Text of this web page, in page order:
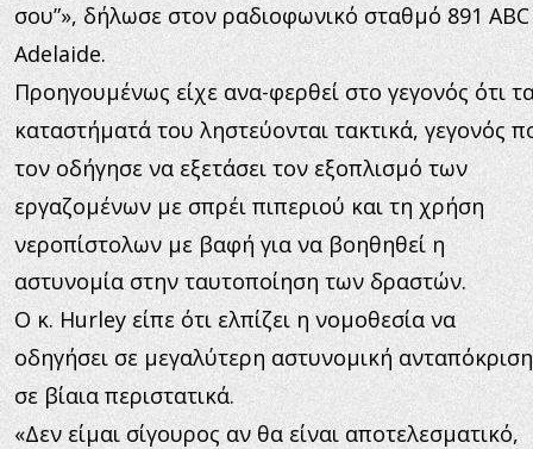
σου”», δήλωσε στον ραδιοφωνικό σταθμό 891
Adelaide.
Προηγουμένως είχε ανα-φερθεί στο γεγονός ότι
καταστήματά του ληστεύονται τακτικά, γεγονός
τον οδήγησε να εξετάσει τον εξοπλισμό των
εργαζομένων με σπρέι πιπεριού και τη χρήση
νεροπίστολων με βαφή για να βοηθηθεί η
αστυνομία στην ταυτοποίηση των δραστών.
Ο κ. Hurley είπε ότι ελπίζει η νομοθεσία να
οδηγήσει σε μεγαλύτερη αστυνομική
σε βίαια περιστατικά.
«Δεν είμαι σίγουρος αν θα είναι αποτελεσματικό,